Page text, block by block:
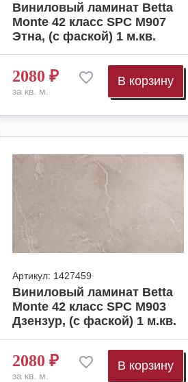
Виниловый ламинат Betta
Monte 42 класс SPC M907
Этна, (с фаской) 1 м.кв.
2080 ₽
за кв. м.
В корзину
Артикул: 1427459
Виниловый ламинат Betta
Monte 42 класс SPC M903
Дзензур, (с фаской) 1 м.кв.
2080 ₽
за кв. м.
В корзину